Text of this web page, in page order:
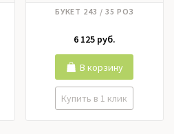
БУКЕТ 243 / 35 РОЗ
6 125 руб.
Купить в 1 клик
В корзину